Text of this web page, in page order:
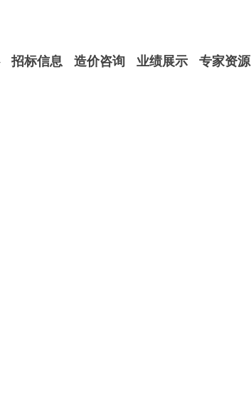
招标信息 造价咨询 业绩展示 专家资源